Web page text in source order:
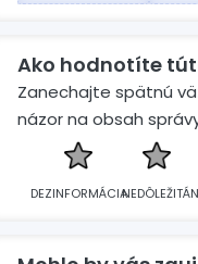
Ako hodnotíte
Zanechajte spätnú
názor na obsah
DEZINFORMÁCIANEDÔLEŽITÁ